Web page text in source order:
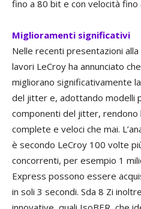
fino a 80 bit e con velocità fino
Miglioramenti significativi
Nelle recenti presentazioni
lavori LeCroy ha annunciato
migliorano significativamente
del jitter e, adottando modelli
componenti del jitter, rendono
complete e veloci che mai.
è secondo LeCroy 100 volte
concorrenti, per esempio 1
Express possono essere
in soli 3 secondi. Sda 8 Zi